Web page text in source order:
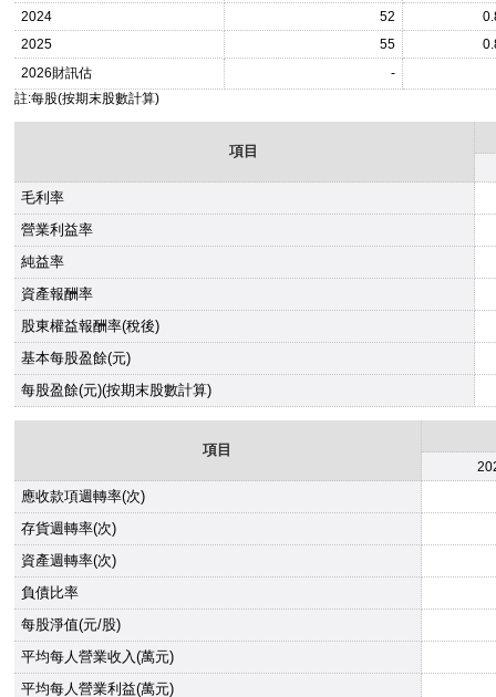
2024
52
2025
55
2026財訊估
-
註:每股(按期末股數計算)
項目
毛利率
營業利益率
純益率
資產報酬率
股東權益報酬率(稅後)
基本每股盈餘(元)
每股盈餘(元)(按期末股數計算)
項目
應收款項週轉率(次)
存貨週轉率(次)
資產週轉率(次)
負債比率
每股淨值(元/股)
平均每人營業收入(萬元)
平均每人營業利益(萬元)